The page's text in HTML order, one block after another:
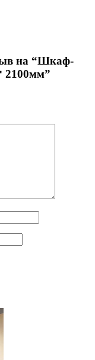
на “Шкаф-
2100мм”